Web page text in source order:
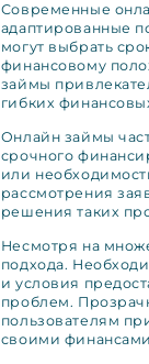
Современные
адаптированные
могут выбрать
финансовому
займы
гибких
Онлайн займы
срочного
или
рассмотрения
решения таких
Несмотря на
подхода.
и условия
проблем.
пользователям
своими